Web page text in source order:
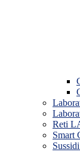
Reti
Smart